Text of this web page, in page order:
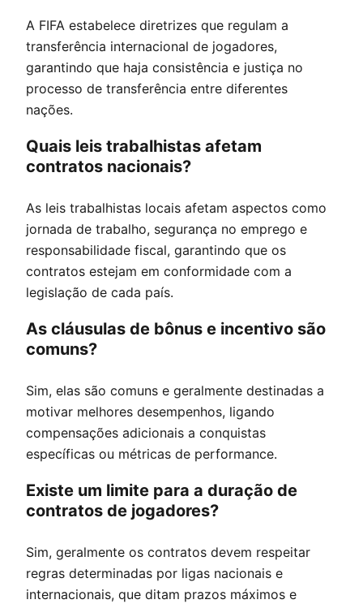
A FIFA estabelece diretrizes que regulam a
transferência internacional de jogadores,
garantindo que haja consistência e justiça no
processo de transferência entre diferentes
nações.
Quais leis trabalhistas afetam
contratos nacionais?
As leis trabalhistas locais afetam aspectos como
jornada de trabalho, segurança no emprego e
responsabilidade fiscal, garantindo que os
contratos estejam em conformidade com a
legislação de cada país.
As cláusulas de bônus e incentivo são
comuns?
Sim, elas são comuns e geralmente destinadas a
motivar melhores desempenhos, ligando
compensações adicionais a conquistas
específicas ou métricas de performance.
Existe um limite para a duração de
contratos de jogadores?
Sim, geralmente os contratos devem respeitar
regras determinadas por ligas nacionais e
internacionais, que ditam prazos máximos e